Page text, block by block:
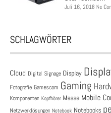
Juli 16, 2018 No
SCHLAGWÖRTER
Cloud Digital Signage Display
Fotografie Gamescom Gaming
Komponenten Kopfhörer Messe Mobile
Netzwerklösungen Notebook Notebooks